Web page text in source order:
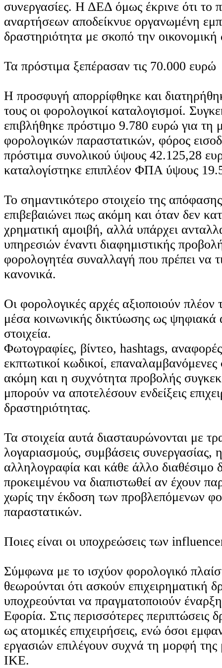
συνεργασίες. Η ΔΕΔ όμως έκρινε ότι το
αναρτήσεων αποδείκνυε οργανωμένη
δραστηριότητα με σκοπό την
Τα πρόστιμα ξεπέρασαν τις 70.000 ευρώ
Η προσφυγή απορρίφθηκε και
τους οι φορολογικοί καταλογισμοί.
επιβλήθηκε πρόστιμο 9.780 ευρώ για τη
φορολογικών παραστατικών, φόρος
πρόστιμα συνολικού ύψους 42.125,28
καταλογίστηκε επιπλέον ΦΠΑ ύψους
Το σημαντικότερο στοιχείο της απόφασης
επιβεβαιώνει πως ακόμη και όταν δεν
χρηματική αμοιβή, αλλά υπάρχει
υπηρεσιών έναντι διαφημιστικής
φορολογητέα συναλλαγή που πρέπει να
κανονικά.
Οι φορολογικές αρχές αξιοποιούν πλέον
μέσα κοινωνικής δικτύωσης ως ψηφιακά
στοιχεία.
Φωτογραφίες, βίντεο, hashtags, αναφορές
εκπτωτικοί κωδικοί, επαναλαμβανόμενες
ακόμη και η συχνότητα προβολής
μπορούν να αποτελέσουν ενδείξεις
δραστηριότητας.
Τα στοιχεία αυτά διασταυρώνονται με
λογαριασμούς, συμβάσεις συνεργασίας,
αλληλογραφία και κάθε άλλο διαθέσιμο
προκειμένου να διαπιστωθεί αν έχουν
χωρίς την έκδοση των προβλεπόμενων
παραστατικών.
Ποιες είναι οι υποχρεώσεις των
Σύμφωνα με το ισχύον φορολογικό
θεωρούνται ότι ασκούν επιχειρηματική
υποχρεούνται να πραγματοποιούν
Εφορία. Στις περισσότερες περιπτώσεις
ως ατομικές επιχειρήσεις, ενώ όσοι
εργασιών επιλέγουν συχνά τη μορφή
ΙΚΕ.